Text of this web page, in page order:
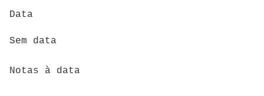
Data
Sem data
Notas à data